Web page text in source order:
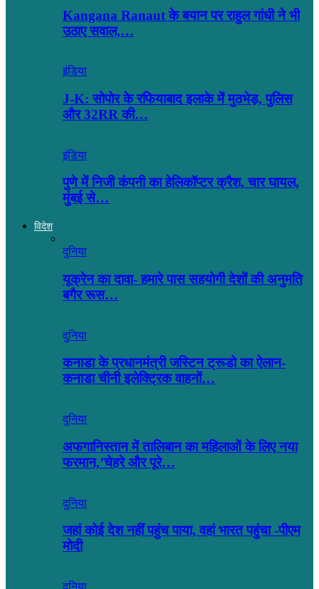
Kangana Ranaut के बयान पर राहुल गांधी ने भी
उठाए सवाल,…
इंडिया
J-K: सोपोर के रफियाबाद इलाके में मुठभेड़, पुलिस
और 32RR की…
इंडिया
पुणे में निजी कंपनी का हेलिकॉप्टर क्रैश, चार घायल,
मुंबई से…
विदेश
दुनिया
यूक्रेन का दावा- हमारे पास सहयोगी देशों की अनुमति
बगैर रूस…
दुनिया
कनाडा के प्रधानमंत्री जस्टिन ट्रूडो का ऐलान-
कनाडा चीनी इलेक्ट्रिक वाहनों…
दुनिया
अफगानिस्तान में तालिबान का महिलाओं के लिए नया
फरमान,’चेहरे और पूरे…
दुनिया
जहां कोई देश नहीं पहुंच पाया, वहां भारत पहुंचा -पीएम
मोदी
दुनिया